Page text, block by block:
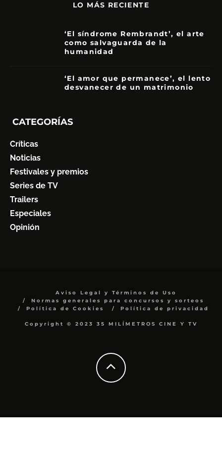
LO MÁS RECIENTE
‘El síndrome Rembrandt’, el arte
como salvaguarda de la
humanidad
‘El amor que permanece’, el lento
desvanecer de un matrimonio
CATEGORÍAS
Críticas
Noticias
Festivales y premios
Series de TV
Trailers
Especiales
Opinión
Aviso Legal y Términos de Uso
Normas generales para concursos y sorteos
Política de Cookies
Política de privacidad
Copyright © 2023 35 MILÍMETROS CINE Y TV